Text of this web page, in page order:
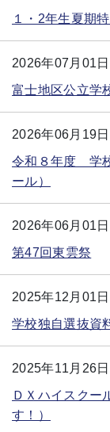
１・2年生夏期
2026年07月01日
富士地区公立学
2026年06月19日
令和８年度 学
ール）
2026年06月01日
第47回東雲祭
2025年12月01日
学校独自選抜資
2025年11月26日
ＤＸハイスクー
す！）